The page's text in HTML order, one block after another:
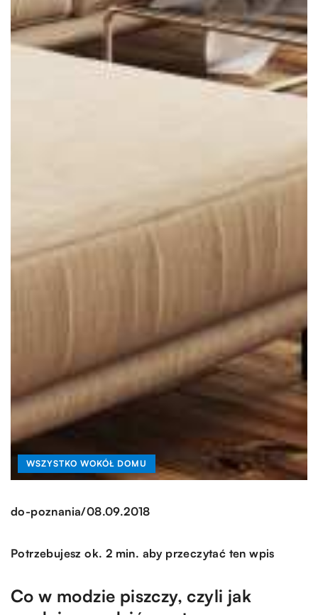
WSZYSTKO WOKÓŁ DOMU
do-poznania/08.09.2018
Potrzebujesz ok. 2 min. aby przeczytać ten wpis
Co w modzie piszczy, czyli jak